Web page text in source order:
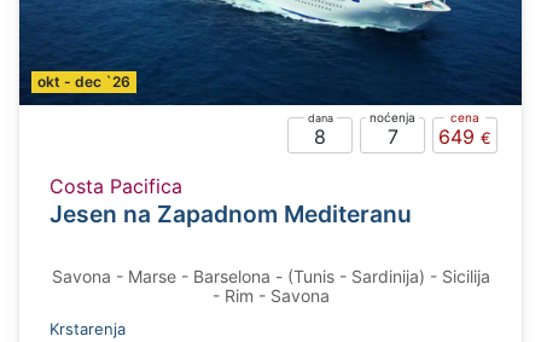
okt - dec `26
8 7 649
Costa Pacifica
Jesen na Zapadnom Mediteranu
Savona - Marse - Barselona - (Tunis - Sardinija) - Sicilija
- Rim - Savona
Krstarenja